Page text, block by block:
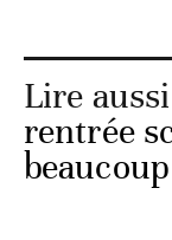
Lire
rentrée